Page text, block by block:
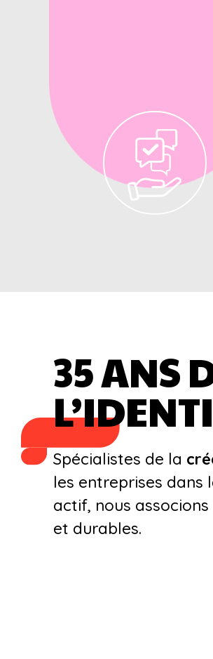
35 ANS
Spécialistes de la
les entreprises dans
actif, nous associons
et durables.